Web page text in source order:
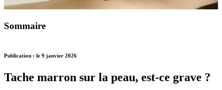
Sommaire
Publication : le 9 janvier 2026
Tache marron sur la peau, est-ce grave ?